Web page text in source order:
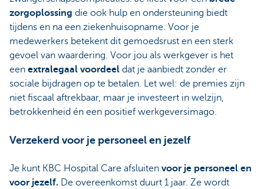
zorgoplossing die ook hulp en ondersteuning biedt
tijdens en na een ziekenhuisopname. Voor je
medewerkers betekent dit gemoedsrust en een sterk
gevoel van waardering. Voor jou als werkgever is het
een extralegaal voordeel dat je aanbiedt zonder er
sociale bijdragen op te betalen. Let wel: de premies zijn
niet fiscaal aftrekbaar, maar je investeert in welzijn,
betrokkenheid én een positief werkgeversimago.
Verzekerd voor je personeel en jezelf
Je kunt KBC Hospital Care afsluiten voor je personeel en
voor jezelf. De overeenkomst duurt 1 jaar. Ze wordt